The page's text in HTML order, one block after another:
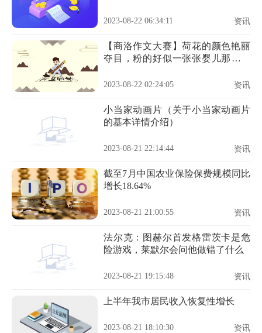
2023-08-22 06:34:11 资讯
【商洛作文大赛】荷花的颜色艳丽
夺目，粉的好似一张张婴儿那可爱
2023-08-22 02:24:05 资讯
小当家动画片（关于小当家动画片
的基本详情介绍）
2023-08-21 22:14:44 资讯
截至7月中国农业保险保费规模同比
增长18.64%
2023-08-21 21:00:55 资讯
法尔克：图赫尔首发格雷茨卡是危
险游戏，莱默尔会问他做错了什么
2023-08-21 19:15:48 资讯
上半年我市居民收入恢复性增长
2023-08-21 18:10:30 资讯